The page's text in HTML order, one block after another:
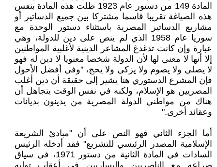
المادة 149 من دستور عام 1923 ظلت هذه المادة بنفس
هذه الصياغة تقريبا قاسما مشتركا بين جميع الدساتير أو
مشاريع الدساتير المصرية باستثناء دستور الوحدة مع
سوريا عام 1958 الذي لم ينص على دين للدولة، وهي
عبارة وإن كانت تدغدغ المشاعر الدينية لأغلبية المواطنين
إلا أنها لا معنى لها لأن الدولة شخصا معنويا لا دين له فهو
لا يصلي ولا يصوم ولا يزكي ولا يحج، "وفي أفضل الأحول
فإن المشرع الدستوري هنا يشير إلى حقيقة أن دين أغلب
المصريين هو الإسلام، ولكنه في نفس الوقت يتجاهل أن
هناك من مواطني الدولة المصرية من يدينون بديانات
وعقائد أخرى."
أما الجزء الثاني فهو النص على أن "مبادئ الشريعة
الإسلامية المصدر الرئيسي للتشريع" فقد أدخله الرئيس
السادات في المادة الثانية من دستور 1971، في سياق